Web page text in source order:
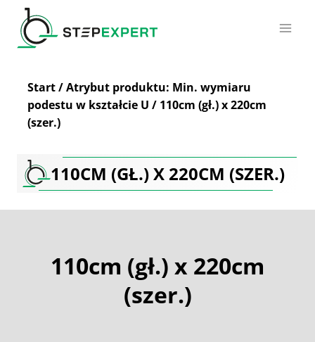
Przejdź
treści
Start/Atrybut produktu: Min. wymiaru
podestu w kształcie U / 110cm (gł.) x 220cm
(szer.)
110CM (GŁ.) X 220CM (SZER.)
110cm (gł.) x 220cm
(szer.)